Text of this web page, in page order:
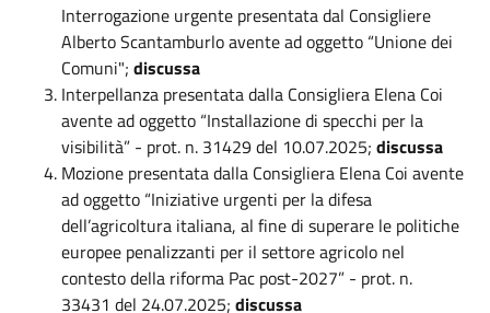
Interrogazione urgente presentata dal Consigliere
Alberto Scantamburlo avente ad oggetto “Unione dei
Comuni"; discussa
Interpellanza presentata dalla Consigliera Elena Coi
avente ad oggetto “Installazione di specchi per la
visibilità” - prot. n. 31429 del 10.07.2025; discussa
Mozione presentata dalla Consigliera Elena Coi avente
ad oggetto “Iniziative urgenti per la difesa
dell’agricoltura italiana, al fine di superare le politiche
europee penalizzanti per il settore agricolo nel
contesto della riforma Pac post-2027” - prot. n.
33431 del 24.07.2025; discussa